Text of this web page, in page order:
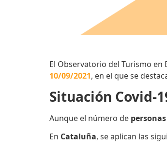
El Observatorio del Turismo en
10/09/2021, en el que se
Situación Covid-
Aunque el número de
En Cataluña, se aplican las